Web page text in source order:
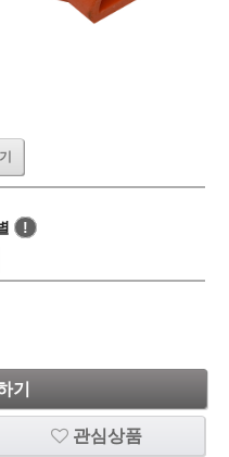
!
기
관심상품